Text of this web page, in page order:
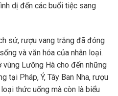
dị đến các buổi tiệc sang
sử, rượu vang trắng đã đóng
và văn hóa của nhân loại.
Lưỡng Hà cho đến những
tại Pháp, Ý, Tây Ban Nha, rượu
thức uống mà còn là biểu